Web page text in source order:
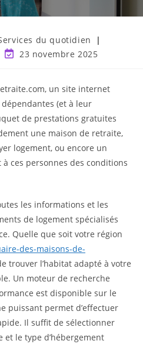
du quotidien
23 novembre 2025
un site internet
(et à leur
de prestations gratuites
une maison de retraite,
logement, ou encore un
ces personnes des conditions
les informations et les
de logement spécialisés
Quelle que soit votre région
des-maisons-de-
trouver l’habitat adapté à votre
Un moteur de recherche
est disponible sur le
puissant permet d’effectuer
Il suffit de sélectionner
le type d’hébergement